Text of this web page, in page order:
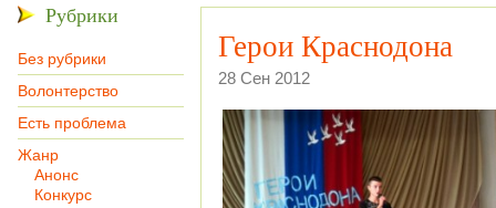
Рубрики
Без рубрики
Волонтерство
Есть проблема
Жанр
Анонс
Конкурс
Герои Краснодона
28 Сен 2012